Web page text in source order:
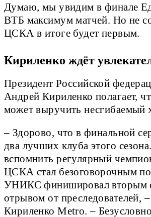
Думаю, мы увидим в финале
ВТБ максимум матчей. Но не
ЦСКА в итоге будет первым.
Кириленко ждёт
Президент Российской
Андрей Кириленко полагает,
может выручить несгибаемый
– Здорово, что в финальной
два лучших клуба этого
вспомнить регулярный
ЦСКА стал безоговорочным
УНИКС финишировал вторым
отрывом от преследователей, –
Кириленко Metro. –